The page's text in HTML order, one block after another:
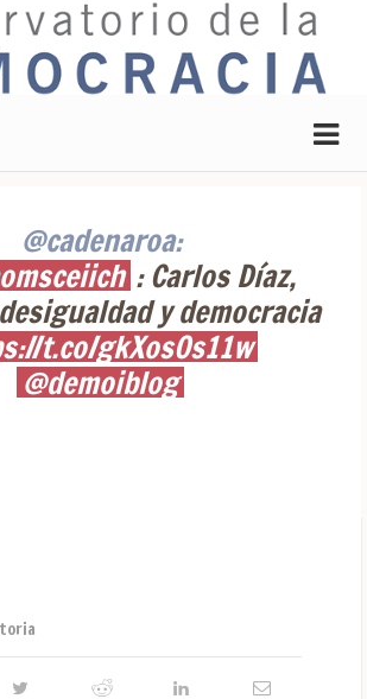
@cadenaroa:
: Carlos Díaz,
y democracia
t.co/gkXosOs11w
@demoiblog